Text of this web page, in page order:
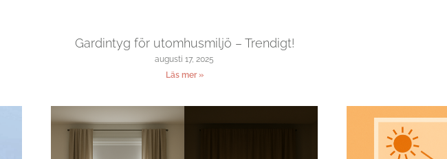
Gardintyg för utomhusmiljö – Trendigt!
augusti 17, 2025
Läs mer »